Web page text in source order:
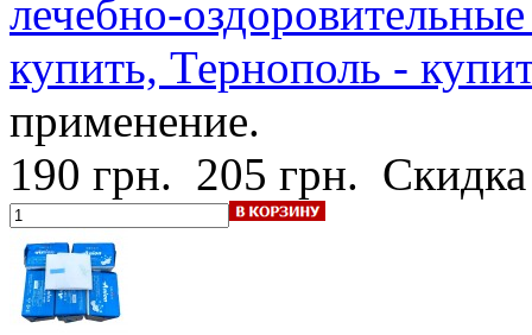
лечебно-
купить, Тернополь -
применение.
190 грн. 205 грн.